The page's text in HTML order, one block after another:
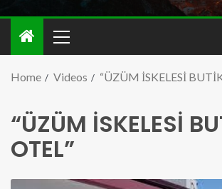
Home Videos “ÜZÜM İSKELESİ
“ÜZÜM İSKELESİ
OTEL”